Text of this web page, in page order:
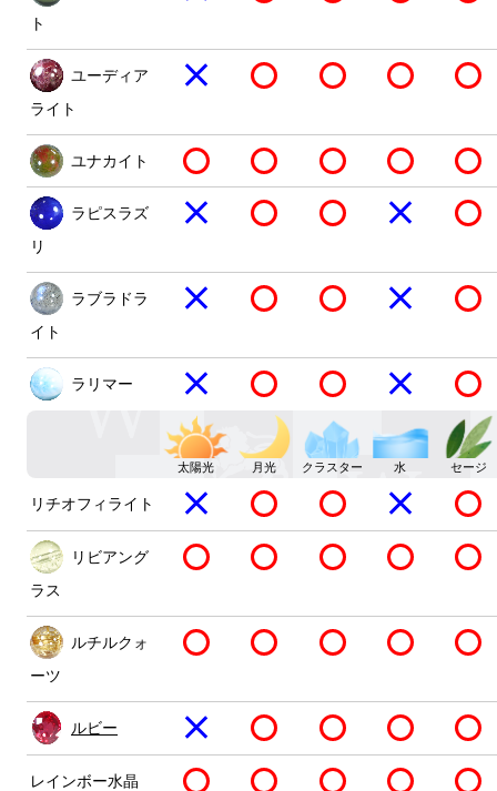
ト
ユーディア
ライト
ユナカイト
ラピスラズ
リ
ラブラドラ
イト
ラリマー
太陽光 月光 クラスター 水 セージ
リチオフィライト
リビアング
ラス
ルチルクォ
ーツ
ルビー
レインボー水晶